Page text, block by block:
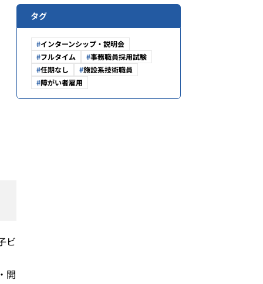
ビ
開
タグ
インターンシップ・説明会
フルタイム
事務職員採用試験
任期なし
施設系技術職員
障がい者雇用